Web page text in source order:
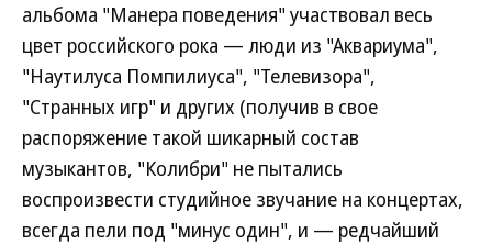
альбома "Манера поведения" участвовал весь
цвет российского рока — люди из "Аквариума",
"Наутилуса Помпилиуса", "Телевизора",
"Странных игр" и других (получив в свое
распоряжение такой шикарный состав
музыкантов, "Колибри" не пытались
воспроизвести студийное звучание на концертах,
всегда пели под "минус один", и — редчайший